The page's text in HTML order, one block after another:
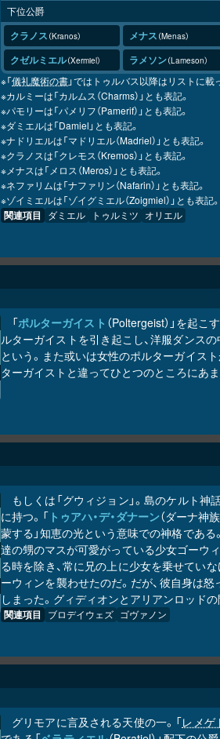
下位公爵
クラノス Kranos メナス Menas
クゼルミエル Xermiel ラメソン Lameson
※「儀礼魔術の書」ではトゥルバス以降はリストに載
※カルミーは「カルムス（Charms）」とも表記。
※パモリーは「パメリフ（Pamerif）」とも表記。
※ダミエルは「Damiel」とも表記。
※ナドリエルは「マドリエル（Madriel）」とも表記。
※クラノスは「クレモス（Kremos）」とも表記。
※メナスは「メロス（Meros）」とも表記。
※ネファリムは「ナファリン（Nafarin）」とも表記。
※ゾイミエルは「ゾイグミエル（Zoigmiel）」とも表記。
関連項目 ダミエル トゥルミツ オリエル
「ポルターガイスト （Poltergeist）」を起
ルターガイストを引き起こし、洋服ダンス
という。また或いは女性のポルターガイス
ターガイストと違ってひとつのところにあ
もしくは「グウィジョン」。島のケルト神
に持つ。「 トゥアハ・デ・ダナーン（ダーナ神
蒙する」知恵の光という意味での神格である
達の甥のマスが可愛がっている少女ゴーウ
る時を除き、常に兄の上に少女を乗せてい
ーウィンを襲わせたのだ。だが、彼自身は
しまった。グィディオンとアリアンロッド
関連項目 ブロデイウェズ ゴヴァノン
グリモアに言及される天使の一。「レメゲ